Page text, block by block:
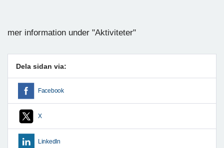
mer information under "Aktiviteter"
Dela sidan via:
Facebook
X
LinkedIn